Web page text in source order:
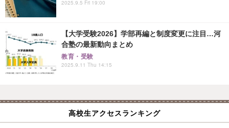
2025.9.5 Fri 19:00
【大学受験2026】学部再編と制度変更に注目…河
合塾の最新動向まとめ
教育・受験
2025.9.11 Thu 14:15
高校生アクセスランキング